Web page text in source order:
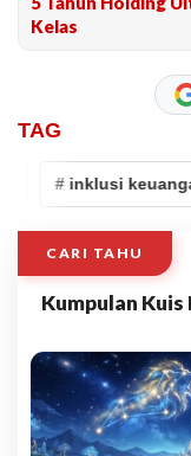
Kelas
TAG
# inklusi
CARI TAHU
Kumpulan